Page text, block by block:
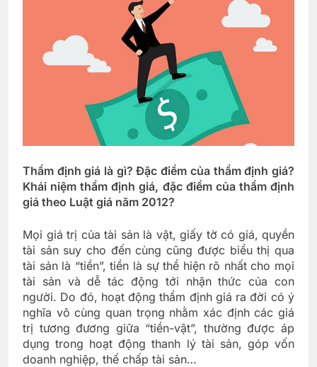
Thẩm định giá là gì? Đặc điểm của thẩm định giá?
Khái niệm thẩm định giá, đặc điểm của thẩm định
giá theo Luật giá năm 2012?
Mọi giá trị của tài sản là vật, giấy tờ có giá, quyền
tài sản suy cho đến cùng cũng được biểu thị qua
tài sản là “tiền”, tiền là sự thể hiện rõ nhất cho mọi
tài sản và dễ tác động tới nhận thức của con
người. Do đó, hoạt động thẩm định giá ra đời có ý
nghĩa vô cùng quan trọng nhằm xác định các giá
trị tương đương giữa “tiền-vật”, thường được áp
dụng trong hoạt động thanh lý tài sản, góp vốn
doanh nghiệp, thế chấp tài sản…